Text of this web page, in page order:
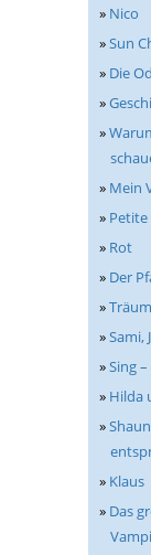
» Nico
»Sun
» Die
»
»
» Mein
» Petite
» Rot
» Der
»
»Sami,
»Sing
» Hilda
»
» Klaus
» Das